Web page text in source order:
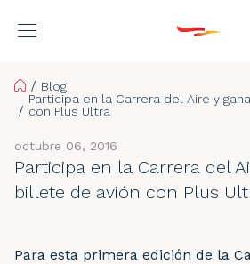
Home
Blog
Participa en la Carrera del Aire y
con Plus Ultra
Participa en la Carrera del
billete de avión con Plus
octubre 06, 2016
Para esta primera edición de la